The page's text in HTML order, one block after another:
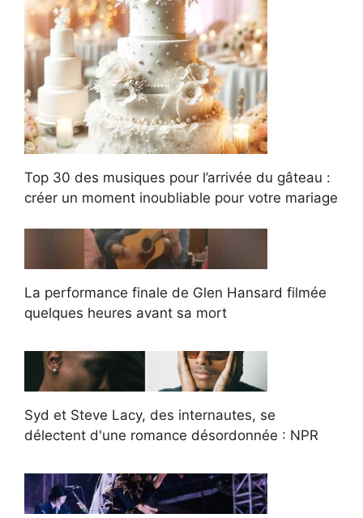
Top 30 des musiques pour l’arrivée du gâteau :
créer un moment inoubliable pour votre mariage
La performance finale de Glen Hansard filmée
quelques heures avant sa mort
Syd et Steve Lacy, des internautes, se
délectent d'une romance désordonnée : NPR